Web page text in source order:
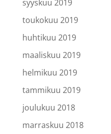
syyskuu 2019
toukokuu 2019
huhtikuu 2019
maaliskuu 2019
helmikuu 2019
tammikuu 2019
joulukuu 2018
marraskuu 2018